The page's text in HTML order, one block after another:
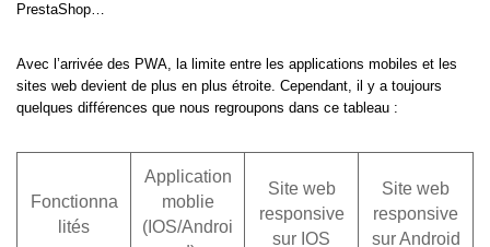
PrestaShop…
Avec l’arrivée des PWA, la limite entre les applications mobiles et les
sites web devient de plus en plus étroite. Cependant, il y a toujours
quelques différences que nous regroupons dans ce tableau :
Fonctionna
lités
Application
moblie
(IOS/Androi
Site web
responsive
sur IOS
Site web
responsive
sur Android